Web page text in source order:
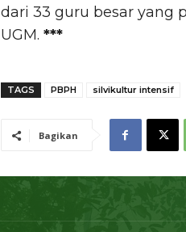
dari 33 guru besar yang
UGM. ***
TAGS PBPH silvikultur intensif
Bagikan